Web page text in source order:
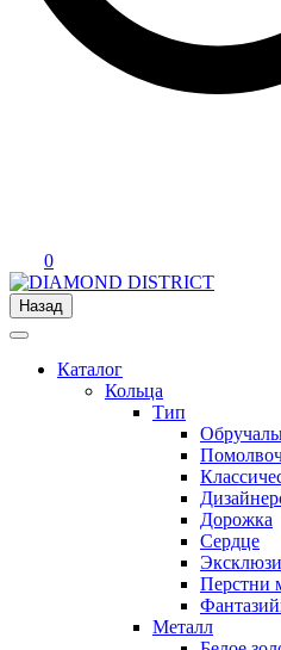
0
Назад
Каталог
Кольца
Тип
Дорожка
Сердце
Перстни
Металл